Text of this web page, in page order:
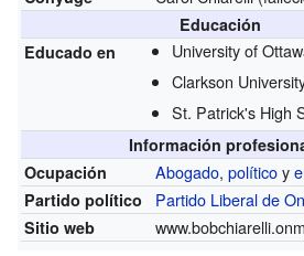
Educación
Educado en
University of
Clarkson
St. Patrick's High
Información
Ocupación
Abogado,políticoy
Partido político Partido Liberal de
Sitio web